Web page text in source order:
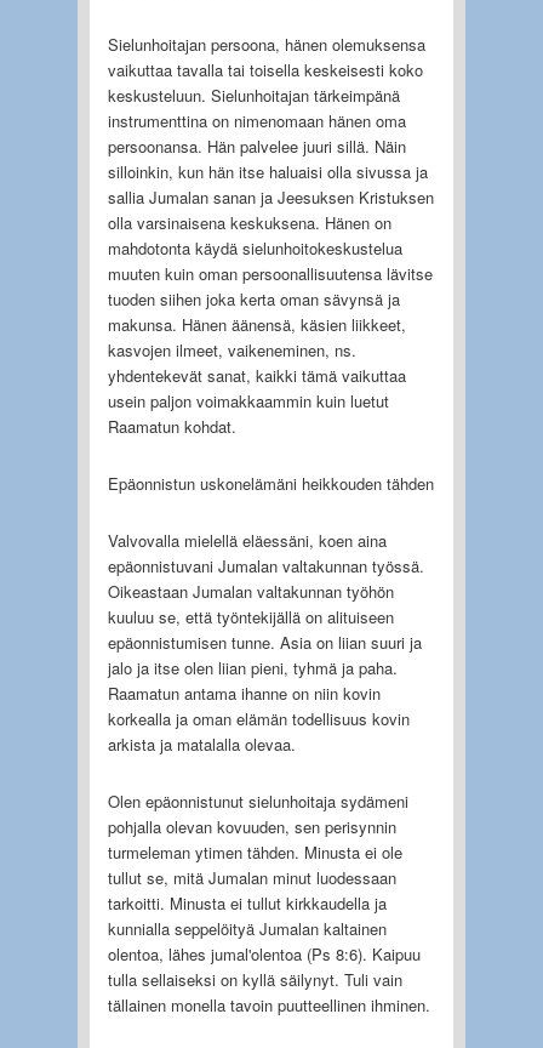
Sielunhoitajan persoona, hänen olemuksensa
vaikuttaa tavalla tai toisella keskeisesti koko
keskusteluun. Sielunhoitajan tärkeimpänä
instrumenttina on nimenomaan hänen oma
persoonansa. Hän palvelee juuri sillä. Näin
silloinkin, kun hän itse haluaisi olla sivussa ja
sallia Jumalan sanan ja Jeesuksen Kristuksen
olla varsinaisena keskuksena. Hänen on
mahdotonta käydä sielunhoitokeskustelua
muuten kuin oman persoonallisuutensa lävitse
tuoden siihen joka kerta oman sävynsä ja
makunsa. Hänen äänensä, käsien liikkeet,
kasvojen ilmeet, vaikeneminen, ns.
yhdentekevät sanat, kaikki tämä vaikuttaa
usein paljon voimakkaammin kuin luetut
Raamatun kohdat.
Epäonnistun uskonelämäni heikkouden tähden
Valvovalla mielellä eläessäni, koen aina
epäonnistuvani Jumalan valtakunnan työssä.
Oikeastaan Jumalan valtakunnan työhön
kuuluu se, että työntekijällä on alituiseen
epäonnistumisen tunne. Asia on liian suuri ja
jalo ja itse olen liian pieni, tyhmä ja paha.
Raamatun antama ihanne on niin kovin
korkealla ja oman elämän todellisuus kovin
arkista ja matalalla olevaa.
Olen epäonnistunut sielunhoitaja sydämeni
pohjalla olevan kovuuden, sen perisynnin
turmeleman ytimen tähden. Minusta ei ole
tullut se, mitä Jumalan minut luodessaan
tarkoitti. Minusta ei tullut kirkkaudella ja
kunnialla seppelöityä Jumalan kaltainen
olentoa, lähes jumal'olentoa (Ps 8:6). Kaipuu
tulla sellaiseksi on kyllä säilynyt. Tuli vain
tällainen monella tavoin puutteellinen ihminen.